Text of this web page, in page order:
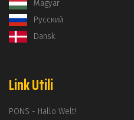
Magyar
Русский
Dansk
Link Utili
PONS - Hallo Welt!